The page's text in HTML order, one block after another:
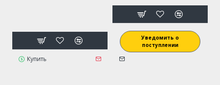
Купить
Уведомить о
поступлении